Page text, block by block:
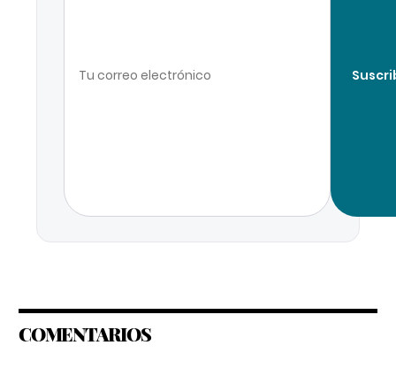
COMENTARIOS